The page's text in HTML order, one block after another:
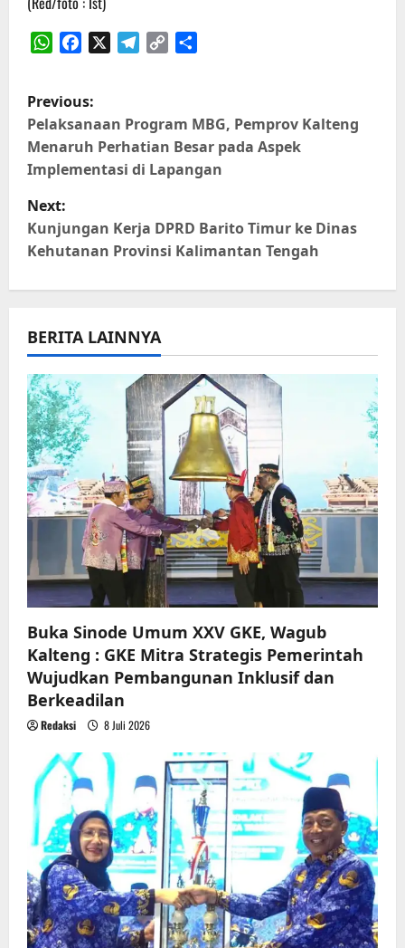
P
o
s
t
n
a
v
i
g
a
t
i
o
n
Previous:
Pelaksanaan Program MBG, Pemprov Kalteng
Menaruh Perhatian Besar pada Aspek
Implementasi di Lapangan
Next:
Kunjungan Kerja DPRD Barito Timur ke Dinas
Kehutanan Provinsi Kalimantan Tengah
BERITA LAINNYA
Buka Sinode Umum XXV GKE, Wagub
Kalteng : GKE Mitra Strategis Pemerintah
Wujudkan Pembangunan Inklusif dan
Berkeadilan
Redaksi 8 Juli 2026